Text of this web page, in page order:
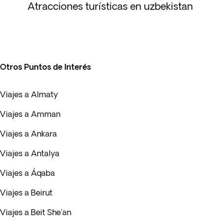
Atracciones turísticas en uzbekistan
Otros Puntos de Interés
Viajes a Almaty
Viajes a Amman
Viajes a Ankara
Viajes a Antalya
Viajes a Áqaba
Viajes a Beirut
Viajes a Beit She'an